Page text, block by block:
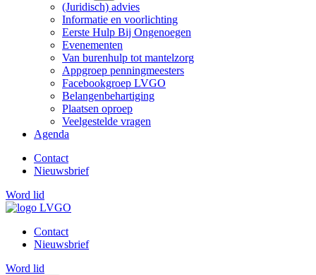
(Juridisch) advies
Informatie en voorlichting
Eerste Hulp Bij Ongenoegen
Evenementen
Van burenhulp tot mantelzorg
Appgroep penningmeesters
Facebookgroep LVGO
Belangenbehartiging
Plaatsen oproep
Veelgestelde vragen
Agenda
Contact
Nieuwsbrief
Word lid
Contact
Nieuwsbrief
Word lid